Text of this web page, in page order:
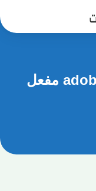
تحميل adobe illustrator 2024 مفعل